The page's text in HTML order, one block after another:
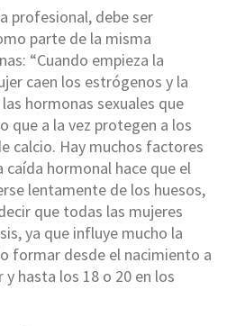
profesional, debe ser
parte de la misma
“Cuando empieza la
caen los estrógenos y la
hormonas sexuales que
que a la vez protegen a los
calcio. Hay muchos factores
hormonal hace que el
lentamente de los huesos,
que todas las mujeres
ya que influye mucho la
formar desde el nacimiento a
y hasta los 18 o 20 en los